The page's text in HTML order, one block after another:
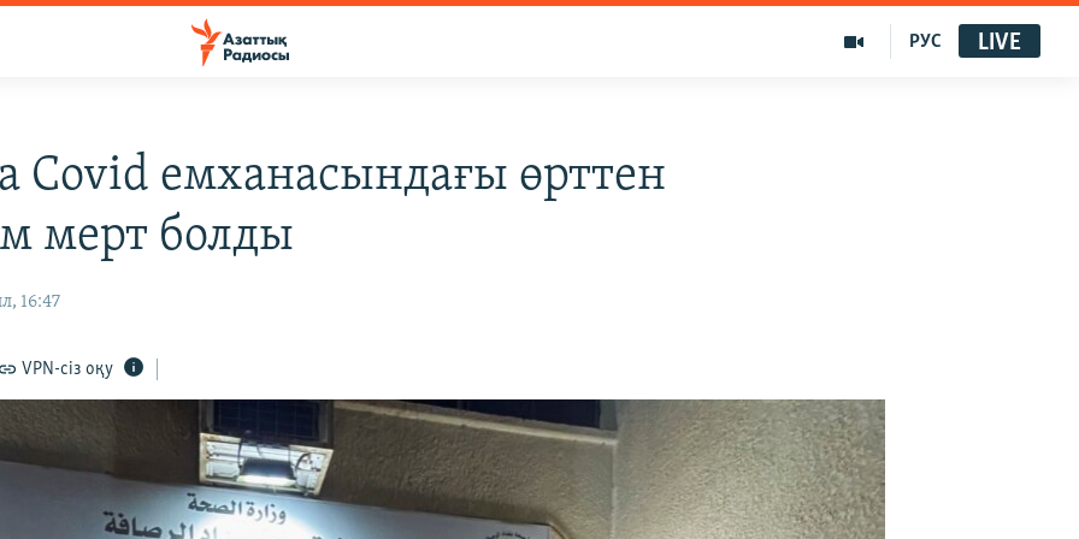
РУС LIVE
Covid емханасындағы өрттен
мерт болды
16:47
VPN-сіз оқу